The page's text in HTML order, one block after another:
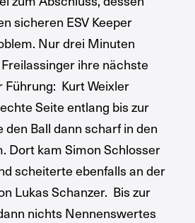
sicheren ESV Keeper
Nur drei Minuten
ihre nächste
Führung: Kurt Weixler
Seite entlang bis zur
den Ball dann scharf in den
Dort kam Simon Schlosser
scheiterte ebenfalls an der
Lukas Schanzer. Bis zur
nichts Nennenswertes